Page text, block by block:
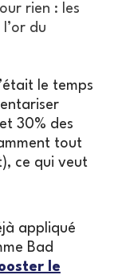
rien : les
du
le temps
30% des
tout
ce qui veut
appliqué
Bad
le